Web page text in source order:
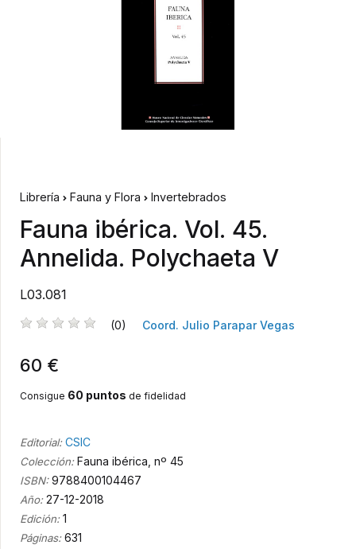
Librería Fauna y Flora Invertebrados
Fauna ibérica. Vol. 45.
Annelida. Polychaeta V
L03.081
(0) Coord. Julio Parapar Vegas
60 €
Consigue 60 puntos de fidelidad
Editorial: CSIC
Colección:Fauna ibérica, nº 45
ISBN:9788400104467
Año:27-12-2018
Edición:1
Páginas:631